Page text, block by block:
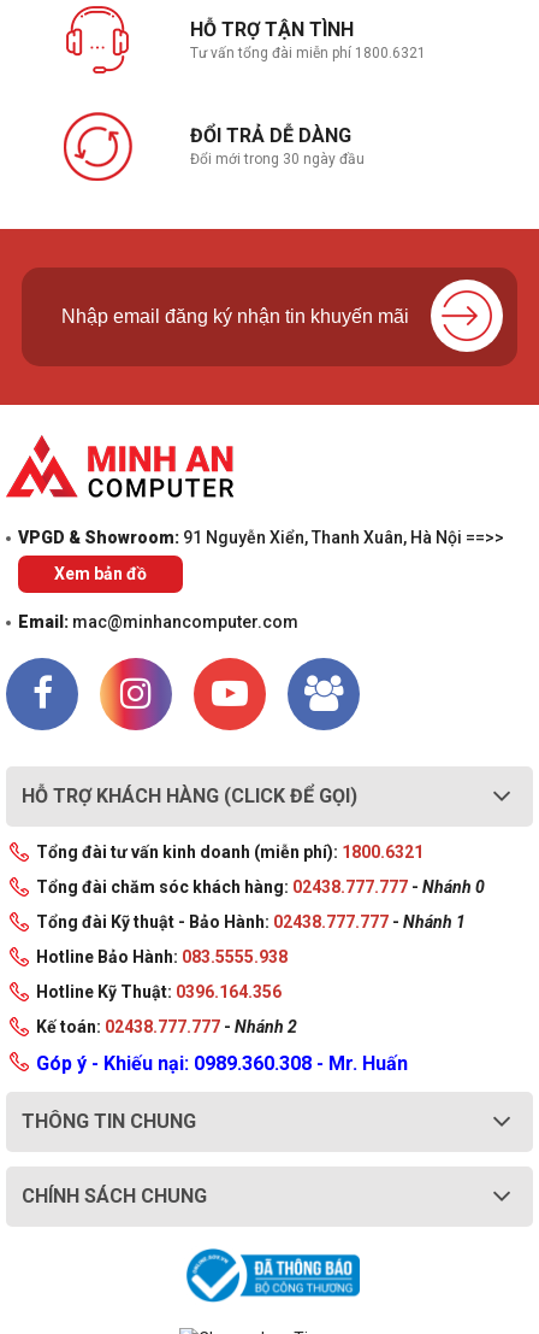
HỖ TRỢ TẬN TÌNH
Tư vấn tổng đài miễn phí 1800.6321
ĐỔI TRẢ DỄ DÀNG
Đổi mới trong 30 ngày đầu
VPGD & Showroom: 91 Nguyễn Xiển, Thanh Xuân, Hà Nội ==>>
Xem bản đồ
Email: mac@minhancomputer.com
HỖ TRỢ KHÁCH HÀNG (CLICK ĐỂ GỌI)
Tổng đài tư vấn kinh doanh (miễn phí): 1800.6321
Tổng đài chăm sóc khách hàng: 02438.777.777 - Nhánh 0
Tổng đài Kỹ thuật - Bảo Hành: 02438.777.777 - Nhánh 1
Hotline Bảo Hành: 083.5555.938
Hotline Kỹ Thuật: 0396.164.356
Kế toán: 02438.777.777 - Nhánh 2
Góp ý - Khiếu nại: 0989.360.308 - Mr. Huấn
THÔNG TIN CHUNG
CHÍNH SÁCH CHUNG